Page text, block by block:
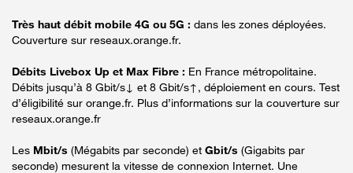
Très haut débit mobile 4G ou 5G : dans les zones déployées.
Couverture sur reseaux.orange.fr.
Débits Livebox Up et Max Fibre : En France métropolitaine.
Débits jusqu’à 8 Gbit/s↓ et 8 Gbit/s↑, déploiement en cours. Test
d’éligibilité sur orange.fr. Plus d’informations sur la couverture sur
reseaux.orange.fr
Les Mbit/s (Mégabits par seconde) et Gbit/s (Gigabits par
seconde) mesurent la vitesse de connexion Internet. Une